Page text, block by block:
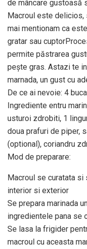
de mâncare gustoasă
Macroul este delicios,
mai mentionam ca
gratar sau
permite păstrarea
pește gras. Astazi te
marnada, un gust cu
De ce ai nevoie: 4
Ingrediente entru
usturoi zdrobiti, 1
doua prafuri de piper,
(optional), coriandru
Mod de preparare:
Macroul se curatata si
interior si exterior
Se prepara marinada
ingredientele pana se
Se lasa la frigider
macroul cu aceasta